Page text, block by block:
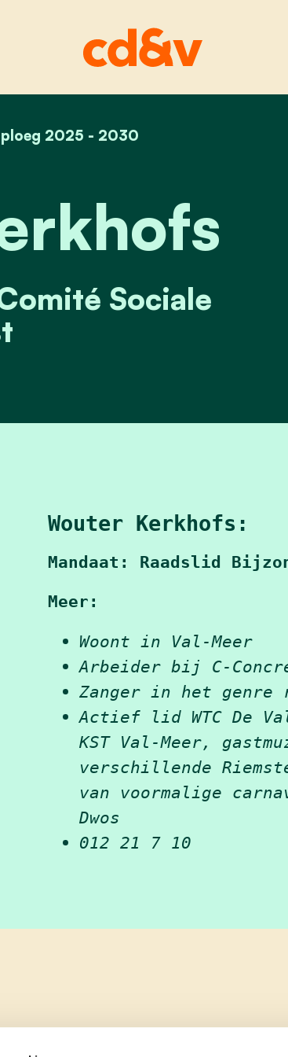
2025 - 2030
kerkhofs
Sociale
Wouter Kerkhofs:
Mandaat: Raadslid
Meer:
Woont in Val-Meer
Arbeider bij C-
Zanger in het genre
Actief lid WTC De
KST Val-Meer,
verschillende
van voormalige
Dwos
012 21 7 10